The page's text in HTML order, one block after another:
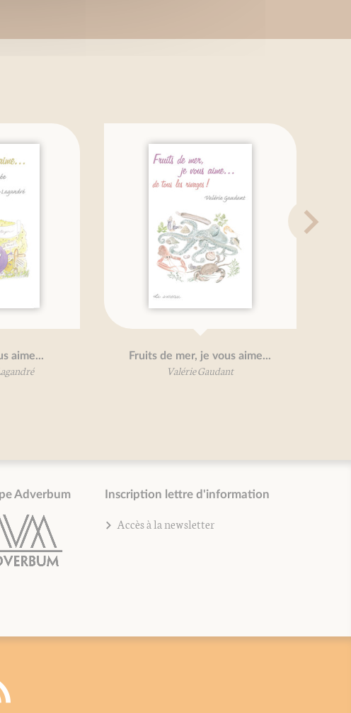
mer, je vous aime...
Gaudant
Aubergines, je vous aime…
Béatrice Vigot-Lagandré
Adverbum Inscription lettre d'information
Accès à la newsletter